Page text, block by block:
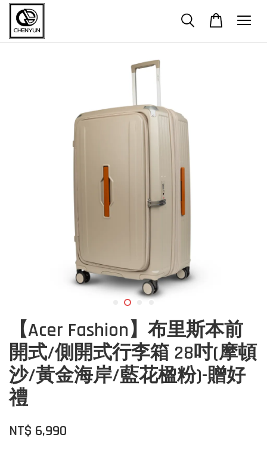
【Acer Fashion】布里斯本前
開式/側開式行李箱 28吋(摩頓
沙/黃金海岸/藍花楹粉)-贈好
禮
NT$ 6,990